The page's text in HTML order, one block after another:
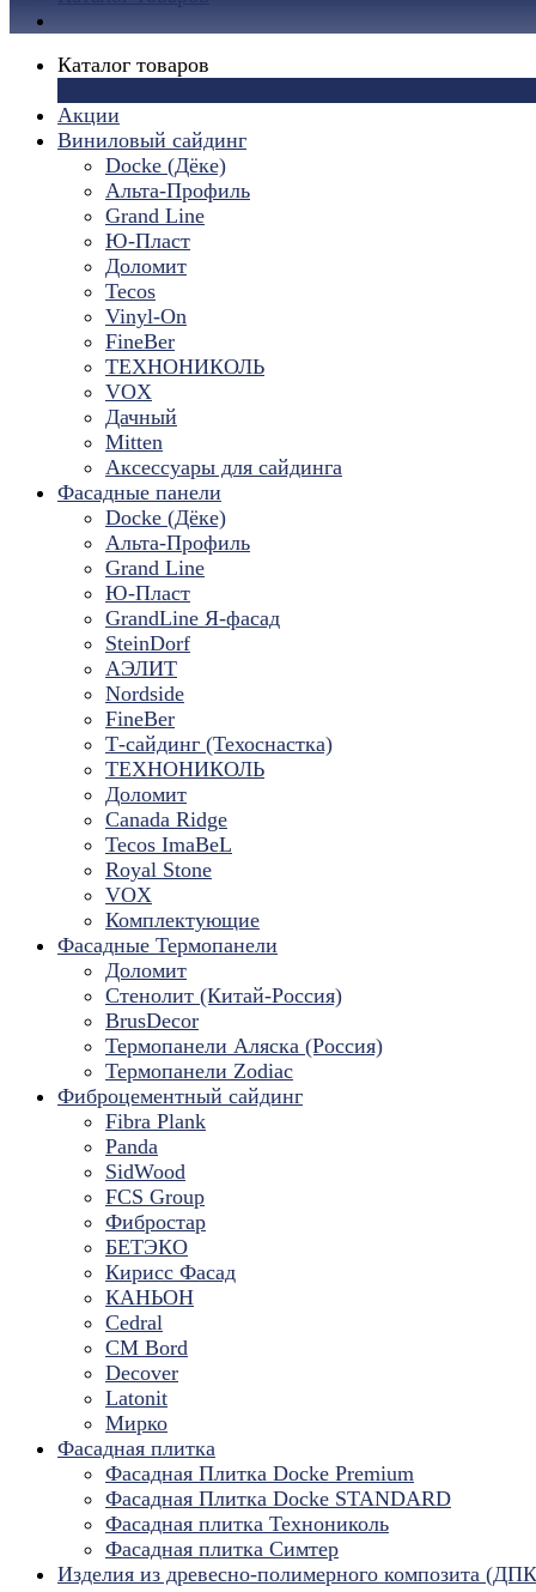
Каталог товаров
Акции
Виниловый сайдинг
Docke (Дёке)
Альта-Профиль
Grand Line
Ю-Пласт
Доломит
Tecos
Vinyl-On
FineBer
ТЕХНОНИКОЛЬ
VOX
Дачный
Mitten
Аксессуары для сайдинга
Фасадные панели
Docke (Дёке)
Альта-Профиль
Grand Line
Ю-Пласт
GrandLine Я-фасад
SteinDorf
АЭЛИТ
Nordside
FineBer
Т-сайдинг (Техоснастка)
ТЕХНОНИКОЛЬ
Доломит
Canada Ridge
Tecos ImaBeL
Royal Stone
VOX
Комплектующие
Фасадные Термопанели
Доломит
Стенолит (Китай-Россия)
BrusDecor
Термопанели Аляска (Россия)
Термопанели Zodiac
Фиброцементный сайдинг
Fibra Plank
Panda
SidWood
FCS Group
Фибростар
БЕТЭКО
Кирисс Фасад
КАНЬОН
Cedral
CM Bord
Decover
Latonit
Мирко
Фасадная плитка
Фасадная Плитка Docke Premium
Фасадная Плитка Docke STANDARD
Фасадная плитка Технониколь
Фасадная плитка Симтер
Изделия из древесно-полимерного композита